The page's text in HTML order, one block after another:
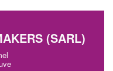
(SARL)